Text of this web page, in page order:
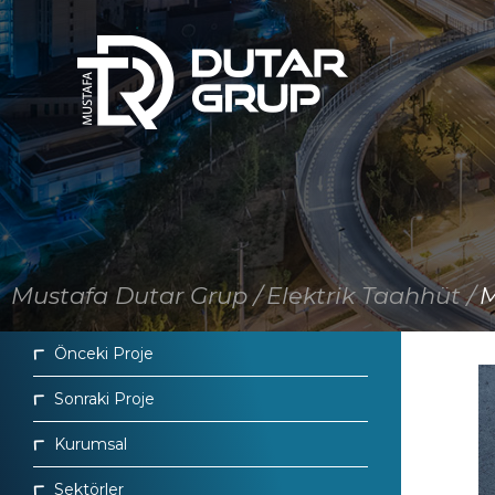
Anasayfa
Kurumsal
Sektörler
Projelerimiz
Hizmetler
Haberler ve Duyurular
Referanslar
Politikalar
Mustafa Dutar Grup /Elektrik Taahhüt /
×
Önceki Proje
Sonraki Proje
Kurumsal
Sektörler